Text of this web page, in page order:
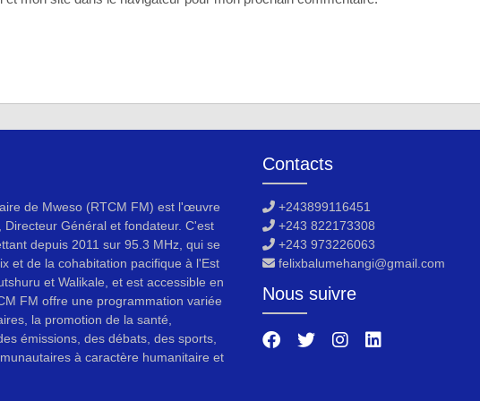
de Mweso (RTCM FM) est l'œuvre
Général et fondateur. C'est
depuis 2011 sur 95.3 MHz, qui se
et de la cohabitation pacifique à l'Est
et Walikale, et est accessible en
FM offre une programmation variée
la promotion de la santé,
émissions, des débats, des sports,
à caractère humanitaire et
Contacts
+243899116451
+243 822173308
+243 973226063
felixbalumehangi@gmail.com
Nous suivre